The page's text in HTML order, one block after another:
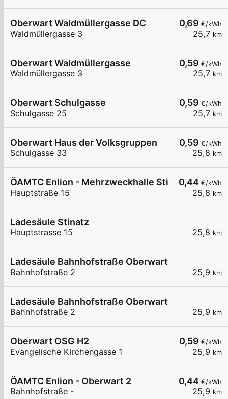
0,69 €/kWh
25,7 km
Oberwart Waldmüllergasse DC
Waldmüllergasse 3
0,59 €/kWh
25,7 km
Oberwart Waldmüllergasse
Waldmüllergasse 3
0,59 €/kWh
25,7 km
Oberwart Schulgasse
Schulgasse 25
0,59 €/kWh
25,8 km
Oberwart Haus der Volksgruppen
Schulgasse 33
0,44 €/kWh
25,8 km
ÖAMTC Enlion - Mehrzweckhalle Stinatz
Hauptstraße 15
25,8 km
Ladesäule Stinatz
Hauptstrasse 15
25,9 km
Ladesäule Bahnhofstraße Oberwart
Bahnhofstraße 2
25,9 km
Ladesäule Bahnhofstraße Oberwart
Bahnhofstraße 2
0,59 €/kWh
25,9 km
Oberwart OSG H2
Evangelische Kirchengasse 1
0,44 €/kWh
25,9 km
ÖAMTC Enlion - Oberwart 2
Bahnhofstraße -